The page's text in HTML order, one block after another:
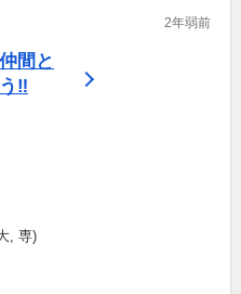
2年弱前
間と
‼︎
, 専)